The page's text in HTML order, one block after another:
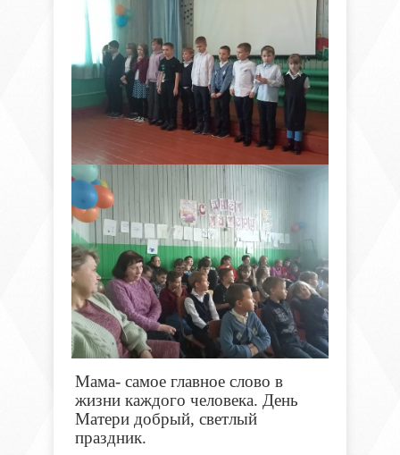
Мама- самое главное слово в
жизни каждого человека. День
Матери добрый, светлый
праздник.